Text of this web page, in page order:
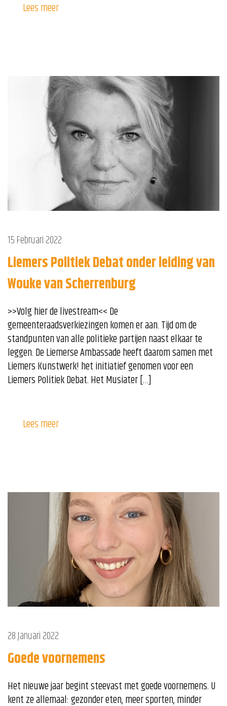
Lees meer
15 Februari 2022
Liemers Politiek Debat onder leiding van
Wouke van Scherrenburg
>>Volg hier de livestream<< De
gemeenteraadsverkiezingen komen er aan. Tijd om de
standpunten van alle politieke partijen naast elkaar te
leggen. De Liemerse Ambassade heeft daarom samen met
Liemers Kunstwerk! het initiatief genomen voor een
Liemers Politiek Debat. Het Musiater […]
Lees meer
28 Januari 2022
Goede voornemens
Het nieuwe jaar begint steevast met goede voornemens. U
kent ze allemaal: gezonder eten, meer sporten, minder